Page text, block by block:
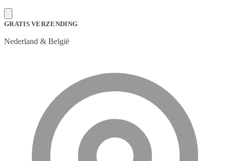
GRATIS VERZENDING
Nederland & België